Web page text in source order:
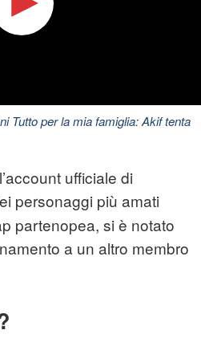
Tutto per la mia famiglia: Akif tenta
ufficiale di
personaggi più amati
partenopea, si è notato
a un altro membro